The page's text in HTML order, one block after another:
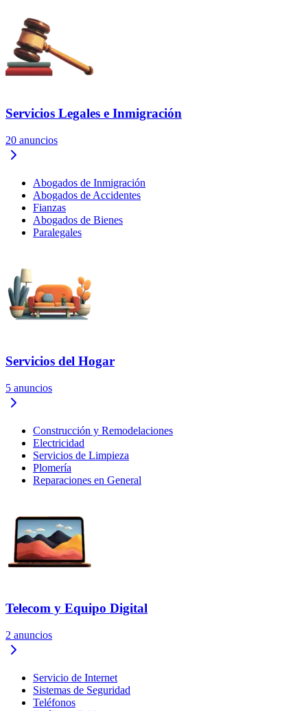
Servicios Legales e Inmigración
20 anuncios
Abogados de Inmigración
Abogados de Accidentes
Fianzas
Abogados de Bienes
Paralegales
Servicios del Hogar
5 anuncios
Construcción y Remodelaciones
Electricidad
Servicios de Limpieza
Plomería
Reparaciones en General
Telecom y Equipo Digital
2 anuncios
Servicio de Internet
Sistemas de Seguridad
Teléfonos